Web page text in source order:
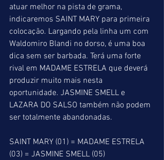
atuar melhor na pista de grama,
indicaremos SAINT MARY para primeira
colocação. Largando pela linha um com
Waldomiro Blandi no dorso, é uma boa
dica sem ser barbada. Terá uma forte
rival em MADAME ESTRELA que deverá
produzir muito mais nesta
oportunidade. JASMINE SMELL e
LAZARA DO SALSO também não podem
ser totalmente abandonadas.
SAINT MARY (01) = MADAME ESTRELA
(03) = JASMINE SMELL (05)